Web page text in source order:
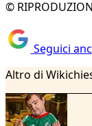
©
Seguici
Altro di